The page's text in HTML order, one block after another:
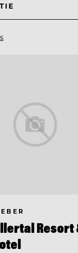
Resort